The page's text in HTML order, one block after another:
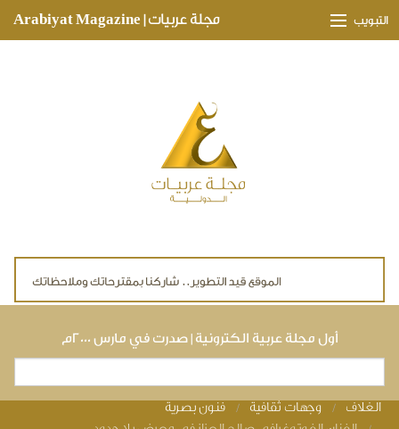
مجلة عربيات | Arabiyat Magazine التبويب
أول مجلة عربية الكترونية | صدرت في مارس ٢٠٠٠م
You are here
الغلاف وجهات ثقافية
فنون بصرية